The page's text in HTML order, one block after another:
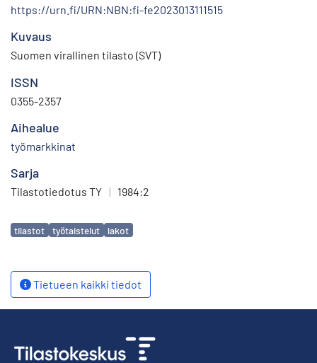
https://urn.fi/URN:NBN:fi-fe2023013111515
Kuvaus
Suomen virallinen tilasto (SVT)
ISSN
0355-2357
Aihealue
työmarkkinat
Sarja
Tilastotiedotus TY | 1984:2
Avainsanat
tilastot työtaistelut lakot
Tietueen kaikki tiedot